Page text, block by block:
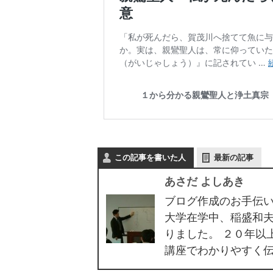
この記事を書いた人 最新の記事
あさだ よしあき
ブログ作成のお手伝
大学在学中、稲盛和
りました。 ２０年以
講座でわかりやすく